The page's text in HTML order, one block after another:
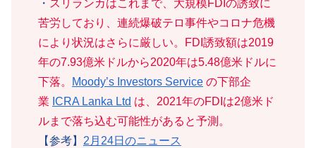
・ スリランカはこれまで、大規模FDIの誘致に
苦労しており、連続爆破テロ事件やコロナ危機
により状況はさらに厳しい。FDI誘致額は2019
年の7.93億米ドルから2020年は5.48億米ドルに
下落。
Moody’s Investors Service の下部企
業 ICRA Lanka Ltd は、2021年のFDIは2億米ド
ルまで落ち込む可能性があると予測。
【参考】 2月24日のニュース